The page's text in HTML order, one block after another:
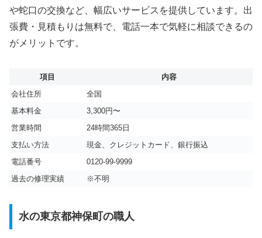
や蛇口の交換など、幅広いサービスを提供しています。出
張費・見積もりは無料で、電話一本で気軽に相談できるの
がメリットです。
項目
内容
会社住所
全国
基本料金
3,300円〜
営業時間
24時間365日
支払い方法
現金、クレジットカード、銀行振込
電話番号
0120-99-9999
過去の修理実績
※不明
水の東京都神保町の職人